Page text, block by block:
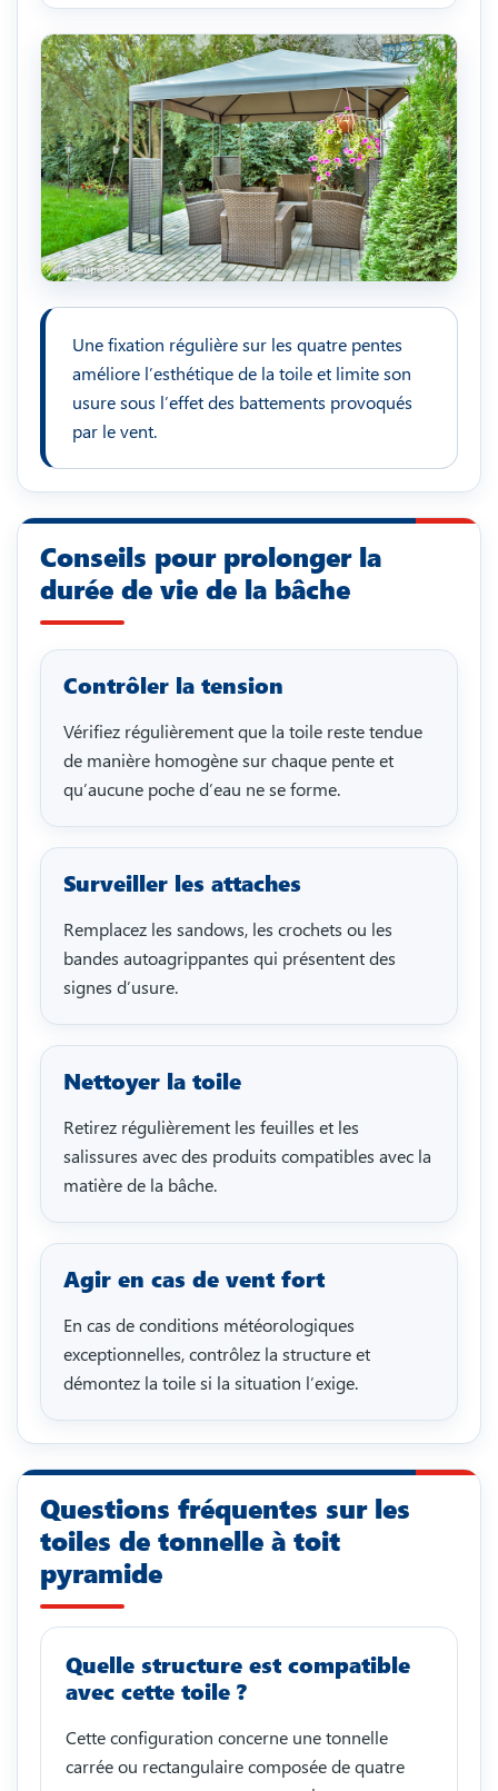
Une fixation régulière sur les quatre pentes
améliore l’esthétique de la toile et limite son
usure sous l’effet des battements provoqués
par le vent.
Conseils pour prolonger la
durée de vie de la bâche
Contrôler la tension
Vérifiez régulièrement que la toile reste tendue
de manière homogène sur chaque pente et
qu’aucune poche d’eau ne se forme.
Surveiller les attaches
Remplacez les sandows, les crochets ou les
bandes autoagrippantes qui présentent des
signes d’usure.
Nettoyer la toile
Retirez régulièrement les feuilles et les
salissures avec des produits compatibles avec la
matière de la bâche.
Agir en cas de vent fort
En cas de conditions météorologiques
exceptionnelles, contrôlez la structure et
démontez la toile si la situation l’exige.
Questions fréquentes sur les
toiles de tonnelle à toit
pyramide
Quelle structure est compatible
avec cette toile ?
Cette configuration concerne une tonnelle
carrée ou rectangulaire composée de quatre